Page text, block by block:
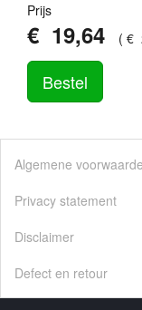
Prijs
€ 19,64 ( €
Bestel
Algemene
Privacy statement
Disclaimer
Defect en retour